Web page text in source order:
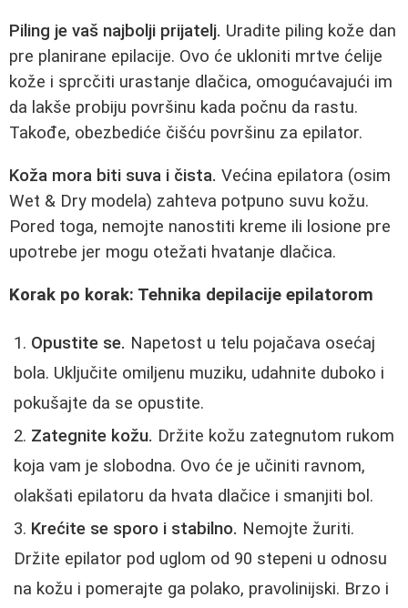
Piling je vaš najbolji prijatelj. Uradite piling kože dan
pre planirane epilacije. Ovo će ukloniti mrtve ćelije
kože i sprcčiti urastanje dlačica, omogućavajući im
da lakše probiju površinu kada počnu da rastu.
Takođe, obezbediće čišću površinu za epilator.
Koža mora biti suva i čista. Većina epilatora (osim
Wet & Dry modela) zahteva potpuno suvu kožu.
Pored toga, nemojte nanostiti kreme ili losione pre
upotrebe jer mogu otežati hvatanje dlačica.
Korak po korak: Tehnika depilacije epilatorom
Opustite se. Napetost u telu pojačava osećaj
bola. Uključite omiljenu muziku, udahnite duboko i
pokušajte da se opustite.
Zategnite kožu. Držite kožu zategnutom rukom
koja vam je slobodna. Ovo će je učiniti ravnom,
olakšati epilatoru da hvata dlačice i smanjiti bol.
Krećite se sporo i stabilno. Nemojte žuriti.
Držite epilator pod uglom od 90 stepeni u odnosu
na kožu i pomerajte ga polako, pravolinijski. Brzo i